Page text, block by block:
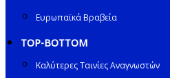
Ευρωπαϊκά Βραβεία
TOP-BOTTOM
Καλύτερες Ταινίες Αναγνωστών